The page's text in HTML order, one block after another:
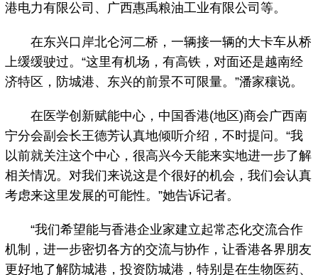
港电力有限公司、广西惠禹粮油工业有限公司等。
在东兴口岸北仑河二桥，一辆接一辆的大卡车从桥
上缓缓驶过。“这里有机场，有高铁，对面还是越南经
济特区，防城港、东兴的前景不可限量。”潘家穰说。
在医学创新赋能中心，中国香港(地区)商会广西南
宁分会副会长王德芳认真地倾听介绍，不时提问。“我
以前就关注这个中心，很高兴今天能来实地进一步了解
相关情况。对我们来说这是个很好的机会，我们会认真
考虑来这里发展的可能性。”她告诉记者。
“我们希望能与香港企业家建立起常态化交流合作
机制，进一步密切各方的交流与协作，让香港各界朋友
更好地了解防城港，投资防城港，特别是在生物医药、